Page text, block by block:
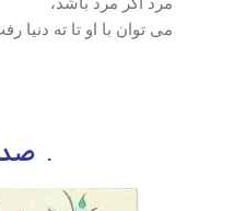
می توان با او تا ته دنیا